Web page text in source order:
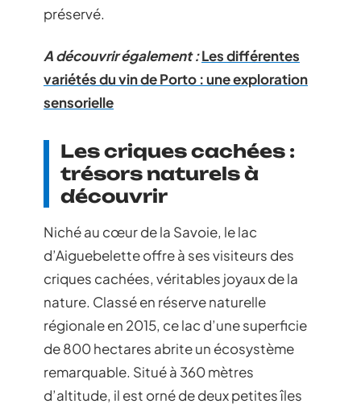
préservé.
A découvrir également :Les différentes
variétés du vin de Porto : une exploration
sensorielle
Les criques cachées :
trésors naturels à
découvrir
Niché au cœur de la Savoie, le lac
d’Aiguebelette offre à ses visiteurs des
criques cachées, véritables joyaux de la
nature. Classé en réserve naturelle
régionale en 2015, ce lac d’une superficie
de 800 hectares abrite un écosystème
remarquable. Situé à 360 mètres
d’altitude, il est orné de deux petites îles